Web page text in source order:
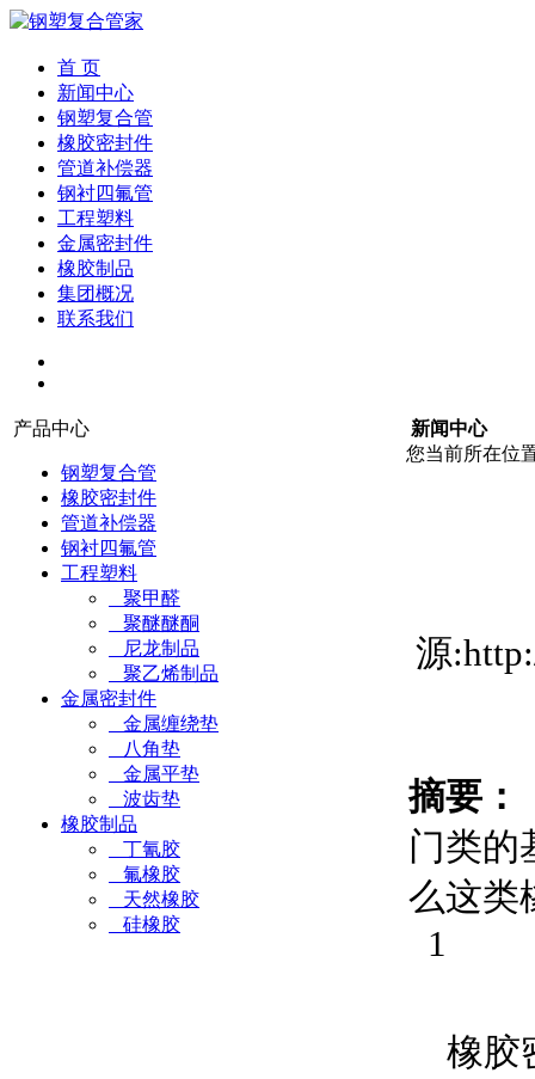
首 页
新闻中心
钢塑复合管
橡胶密封件
管道补偿器
钢衬四氟管
工程塑料
金属密封件
橡胶制品
集团概况
联系我们
产品中心
钢塑复合管
橡胶密封件
管道补偿器
钢衬四氟管
工程塑料
聚甲醛
聚醚醚酮
尼龙制品
聚乙烯制品
金属密封件
金属缠绕垫
八角垫
金属平垫
波齿垫
橡胶制品
丁氰胶
氟橡胶
天然橡胶
硅橡胶
新闻中心
您当前所在位
源
摘要：
门类的
么这类
1
橡胶